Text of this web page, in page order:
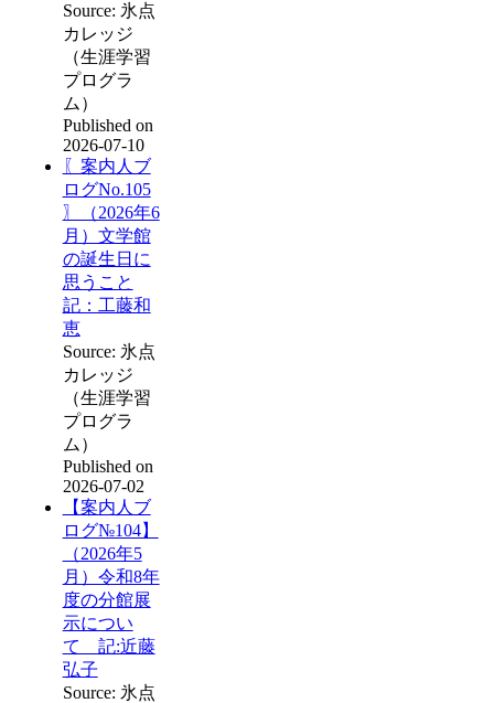
Source: 氷点
カレッジ
（生涯学習
プログラ
ム）
Published on
2026-07-10
〖案内人ブ
ログNo.105
〗（2026年6
月）文学館
の誕生日に
思うこと
記：工藤和
恵
Source: 氷点
カレッジ
（生涯学習
プログラ
ム）
Published on
2026-07-02
【案内人ブ
ログ№104】
（2026年5
月）令和8年
度の分館展
示につい
て 記:近藤
弘子
Source: 氷点